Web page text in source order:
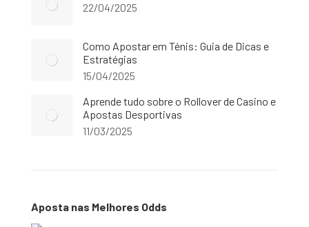
22/04/2025
Como Apostar em Ténis: Guia de Dicas e
Estratégias
15/04/2025
Aprende tudo sobre o Rollover de Casino e
Apostas Desportivas
11/03/2025
Aposta nas Melhores Odds